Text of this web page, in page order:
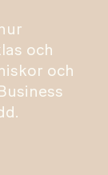
och
och